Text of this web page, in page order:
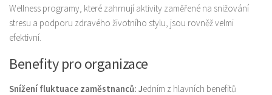
Wellness programy, které zahrnují aktivity zaměřené na snižování
stresu a podporu zdravého životního stylu, jsou rovněž velmi
efektivní.
Benefity pro organizace
Snížení fluktuace zaměstnanců: Jedním z hlavních benefitů